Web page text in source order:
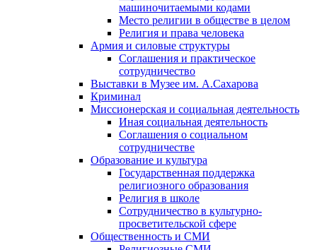
машиночитаемыми кодами
Место религии в обществе в целом
Религия и права человека
Армия и силовые структуры
Соглашения и практическое
сотрудничество
Выставки в Музее им. А.Сахарова
Криминал
Миссионерская и социальная деятельность
Иная социальная деятельность
Соглашения о социальном
сотрудничестве
Образование и культура
Государственная поддержка
религиозного образования
Религия в школе
Сотрудничество в культурно-
просветительской сфере
Общественность и СМИ